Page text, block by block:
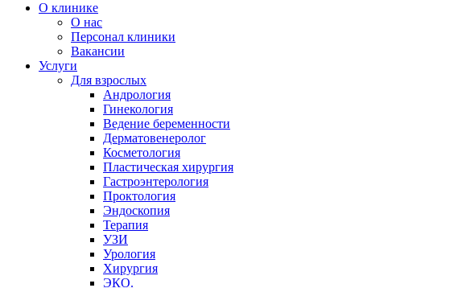
О клинике
О нас
Персонал клиники
Вакансии
Услуги
Для взрослых
Андрология
Гинекология
Ведение беременности
Дерматовенеролог
Косметология
Пластическая хирургия
Гастроэнтерология
Проктология
Эндоскопия
Терапия
УЗИ
Урология
Хирургия
ЭКО.